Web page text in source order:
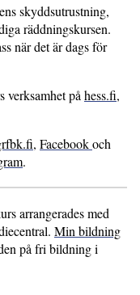
skyddsutrustning,
räddningskursen.
när det är dags för
verksamhet på hess.fi,
, Facebookoch
.
arrangerades med
Min bildning
på fri bildning i